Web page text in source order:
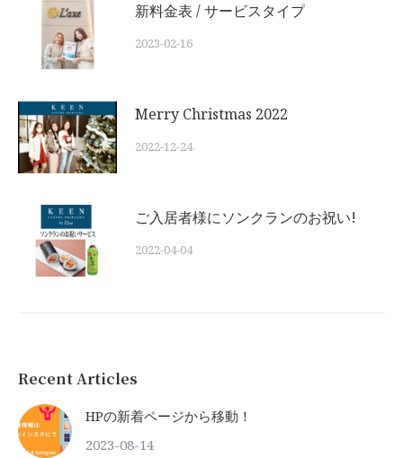
新料金表 / サービスタイプ
2023-02-16
Merry Christmas 2022
2022-12-24
ご入居者様にソンクランのお祝い!
2022-04-04
Recent Articles
HPの新着ページから移動！
2023-08-14